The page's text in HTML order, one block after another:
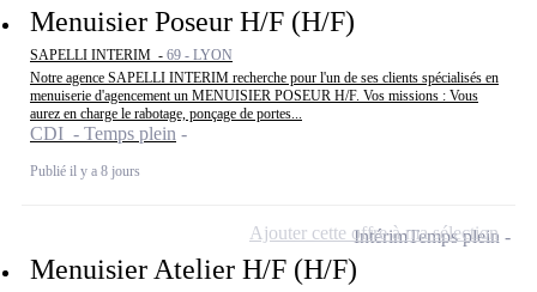
Menuisier Poseur H/F (H/F)
SAPELLI INTERIM - 69 - LYON
Notre agence SAPELLI INTERIM recherche pour l'un de ses clients spécialisés en
menuiserie d'agencement un MENUISIER POSEUR H/F. Vos missions : Vous
aurez en charge le rabotage, ponçage de portes...
CDI - Temps plein
Publié il y a 8 jours
Menuisier Atelier H/F (H/F)
IntérimTemps plein
Ajouter cette offre à ma sélection